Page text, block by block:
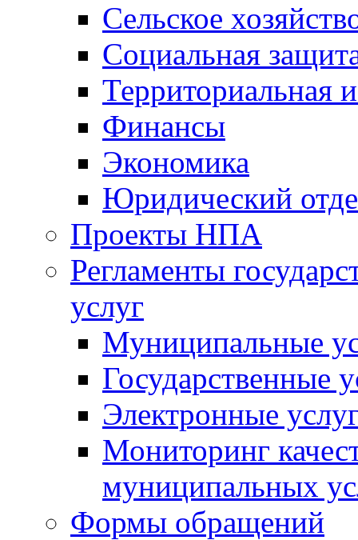
Сельское
Социальная
Территориальная
Финансы
Экономика
Юридический
Проекты НПА
Регламенты
услуг
Муниципальные
Государственные
Электронные
Мониторинг
муниципальных
Формы обращений